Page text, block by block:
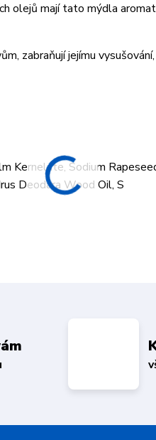
olejů mají tato mýdla
zabraňují jejímu
Kernelate, Sodium
Deodara Wood Oil, S